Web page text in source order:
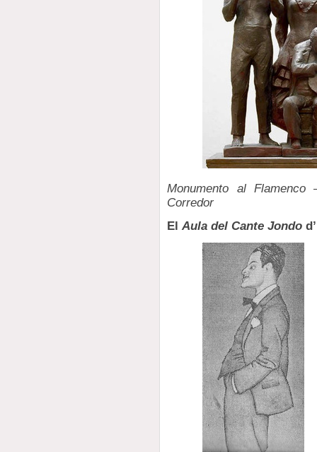
Monumento al
Corredor
ElAula del Cante Jondo